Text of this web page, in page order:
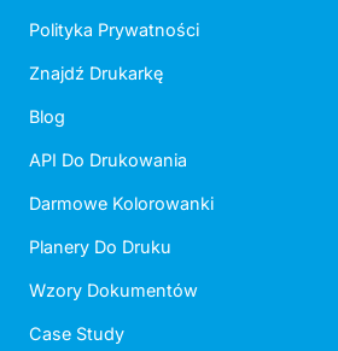
Polityka Prywatności
Znajdź Drukarkę
Blog
API Do Drukowania
Darmowe Kolorowanki
Planery Do Druku
Wzory Dokumentów
Case Study